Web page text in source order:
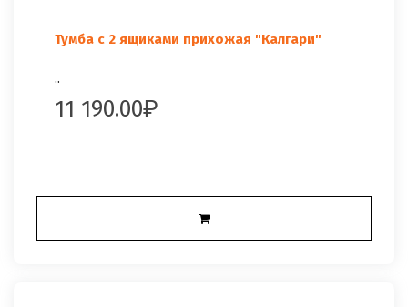
Тумба с 2 ящиками прихожая "Калгари"
..
11 190.00